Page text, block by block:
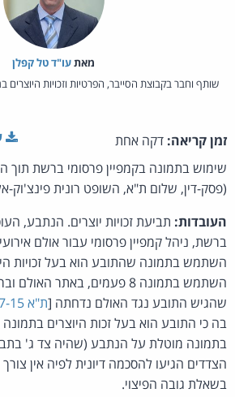
מאת‏עו"ד טל קפלן
שותף וחבר בקבוצת הסייבר, הפרטיות וזכויות
זמן קריאה: דקה אחת
שימוש בתמונה בקמפיין פרסומי ברשת תוך
(פסק-דין, שלום ת"א, השופט רונית פינצ'וק-
העובדות: תביעת זכויות יוצרים. הנתבע,
ברשת, ניהל קמפיין פרסומי עבור אולם
השתמש בתמונה שהתובע הוא בעל זכויות
השתמש בתמונה 8 פעמים, באתר
שהגיש התובע נגד האולם נדחתה [ת"א 26149-07-15
בה כי התובע הוא בעל זכות היוצרים
בתמונה מוטלת על הנתבע (שהיה צד ג'
הצדדים הגיעו להסכמה דיונית לפיה אין
בשאלת גובה הפיצוי.